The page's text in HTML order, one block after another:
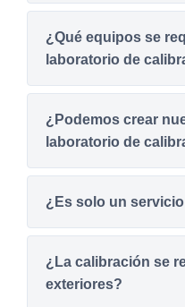
¿Qué equipos se
laboratorio de
¿Podemos crear
laboratorio de
¿Es solo un
¿La calibración se
exteriores?